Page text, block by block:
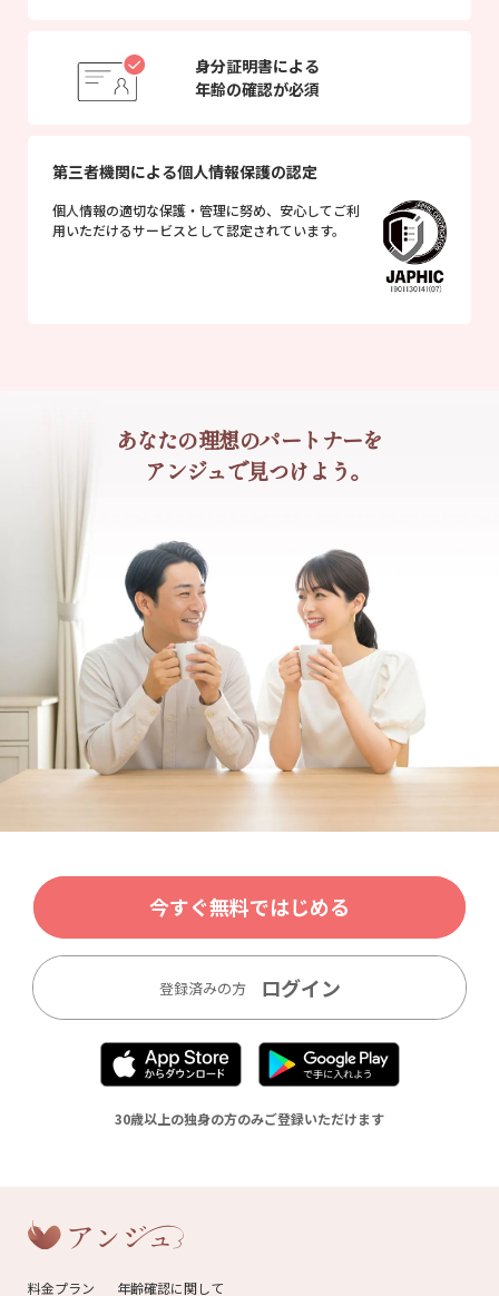
身分証明書による
年齢の確認が必須
第三者機関による個人情報保護の認定
個人情報の適切な保護・管理に努め、安心してご利
用いただけるサービスとして認定されています。
あなたの理想のパートナーを
アンジュで見つけよう。
今すぐ無料ではじめる
登録済みの方 ログイン
30歳以上の独身の方のみご登録いただけます
料金プラン 年齢確認に関して